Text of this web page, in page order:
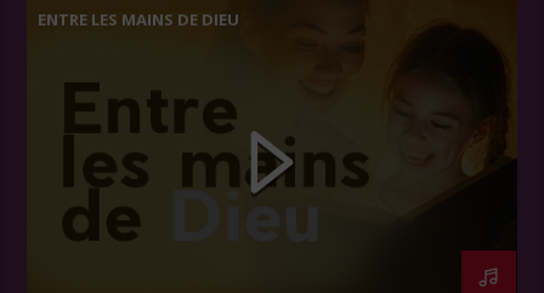
ENTRE LES MAINS DE DIEU